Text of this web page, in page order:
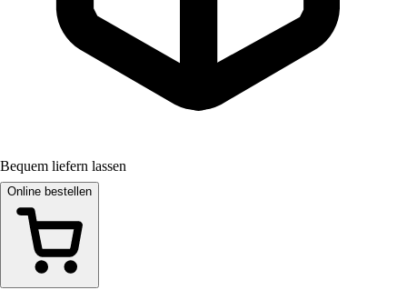
Bequem liefern lassen
Online bestellen